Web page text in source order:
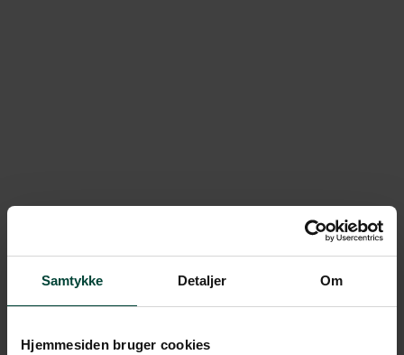
Samtykke Detaljer Om
Hjemmesiden bruger cookies